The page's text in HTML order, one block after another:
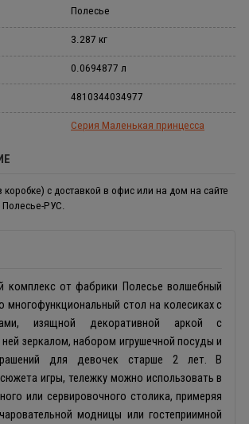
Полесье
3.287 кг
0.0694877 л
4810344034977
Серия Маленькая принцесса
с доставкой в офис или на дом на сайте
РУС.
комплекс от фабрики Полесье волшебный
многофункциональный стол на колесиках с
изящной декоративной аркой с
ней зеркалом, набором игрушечной посуды и
для девочек старше 2 лет. В
игры, тележку можно использовать в
или сервировочного столика, примеряя
модницы или гостеприимной